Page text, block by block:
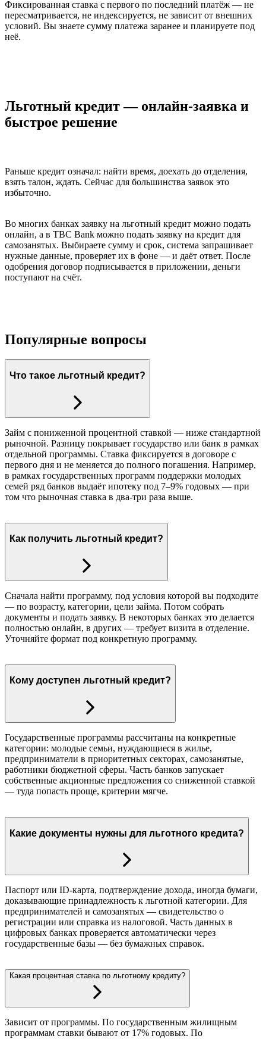
Фиксированная ставка с первого по последний платёж — не
пересматривается, не индексируется, не зависит от внешних
условий. Вы знаете сумму платежа заранее и планируете под
неё.
Льготный кредит — онлайн-заявка и
быстрое решение
Раньше кредит означал: найти время, доехать до отделения,
взять талон, ждать. Сейчас для большинства заявок это
избыточно.
Во многих банках заявку на льготный кредит можно подать
онлайн, а в TBC Bank можно подать заявку на кредит для
самозанятых. Выбираете сумму и срок, система запрашивает
нужные данные, проверяет их в фоне — и даёт ответ. После
одобрения договор подписывается в приложении, деньги
поступают на счёт.
Популярные вопросы
Что такое льготный кредит?
Займ с пониженной процентной ставкой — ниже стандартной
рыночной. Разницу покрывает государство или банк в рамках
отдельной программы. Ставка фиксируется в договоре с
первого дня и не меняется до полного погашения. Например,
в рамках государственных программ поддержки молодых
семей ряд банков выдаёт ипотеку под 7–9% годовых — при
том что рыночная ставка в два-три раза выше.
Как получить льготный кредит?
Сначала найти программу, под условия которой вы подходите
— по возрасту, категории, цели займа. Потом собрать
документы и подать заявку. В некоторых банках это делается
полностью онлайн, в других — требует визита в отделение.
Уточняйте формат под конкретную программу.
Кому доступен льготный кредит?
Государственные программы рассчитаны на конкретные
категории: молодые семьи, нуждающиеся в жилье,
предприниматели в приоритетных секторах, самозанятые,
работники бюджетной сферы. Часть банков запускает
собственные акционные предложения со сниженной ставкой
— туда попасть проще, критерии мягче.
Какие документы нужны для льготного кредита?
Паспорт или ID-карта, подтверждение дохода, иногда бумаги,
доказывающие принадлежность к льготной категории. Для
предпринимателей и самозанятых — свидетельство о
регистрации или справка из налоговой. Часть данных в
цифровых банках проверяется автоматически через
государственные базы — без бумажных справок.
Какая процентная ставка по льготному кредиту?
Зависит от программы. По государственным жилищным
программам ставки бывают от 17% годовых. По